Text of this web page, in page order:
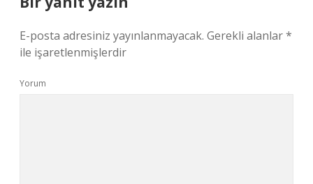
E-posta adresiniz yayınlanmayacak. Gerekli alanlar*
ile işaretlenmişlerdir
Yorum